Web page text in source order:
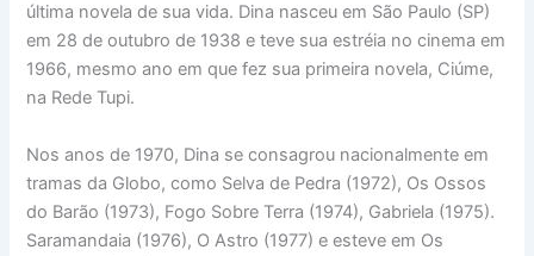
última novela de sua vida. Dina nasceu em São Paulo (SP)
em 28 de outubro de 1938 e teve sua estréia no cinema em
1966, mesmo ano em que fez sua primeira novela, Ciúme,
na Rede Tupi.
Nos anos de 1970, Dina se consagrou nacionalmente em
tramas da Globo, como Selva de Pedra (1972), Os Ossos
do Barão (1973), Fogo Sobre Terra (1974), Gabriela (1975).
Saramandaia (1976), O Astro (1977) e esteve em Os